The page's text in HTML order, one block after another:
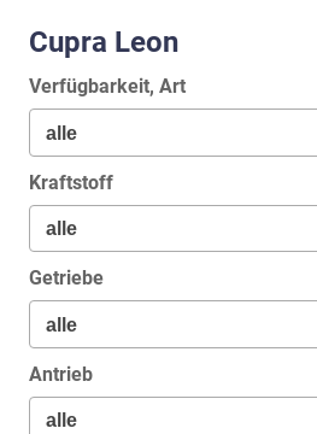
Cupra Leon
Verfügbarkeit, Art
Kraftstoff
Getriebe
Antrieb